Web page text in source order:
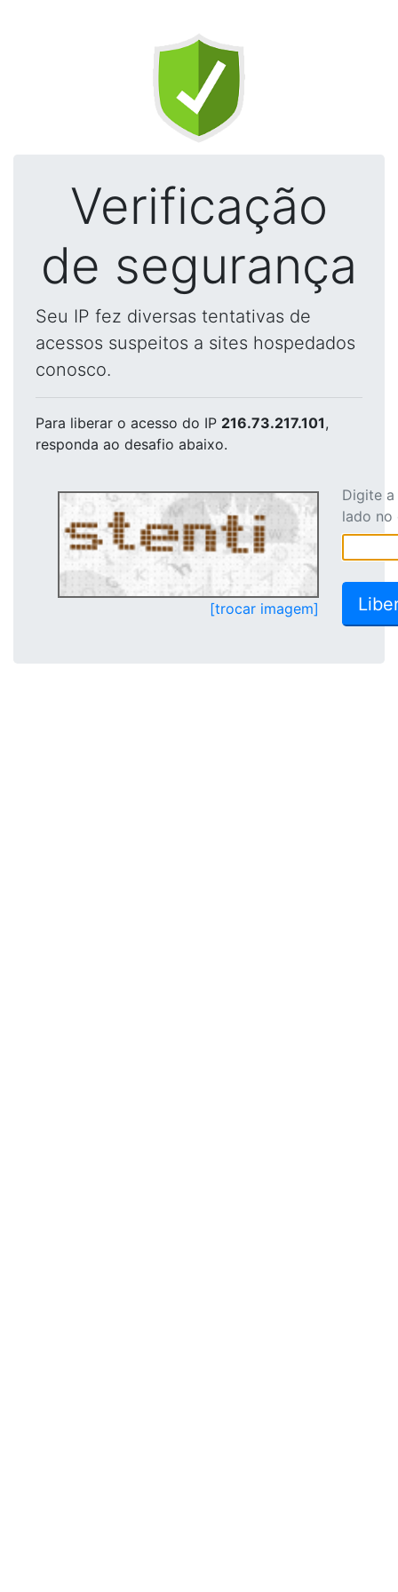
Verificação
de segurança
Seu IP fez diversas tentativas de
acessos suspeitos a sites hospedados
conosco.
Para liberar o acesso do IP 216.73.217.101,
responda ao desafio abaixo.
[trocar imagem]
Digite
lado no